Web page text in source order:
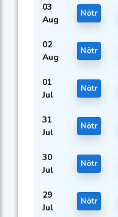
03
Aug
Nötr
02
Aug
Nötr
01
Jul
Nötr
31
Jul
Nötr
30
Jul
Nötr
29
Jul
Nötr